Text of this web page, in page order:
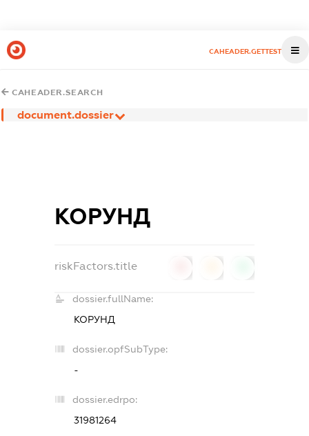
CAHEADER.GETTEST
CAHEADER.SEARCH
document.dossier
КОРУНД
riskFactors.title
dossier.fullName:
КОРУНД
dossier.opfSubType:
-
dossier.edrpo:
31981264